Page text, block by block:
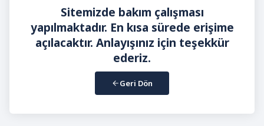
Sitemizde bakım çalışması
yapılmaktadır. En kısa sürede erişime
açılacaktır. Anlayışınız için teşekkür
ederiz.
Geri Dön